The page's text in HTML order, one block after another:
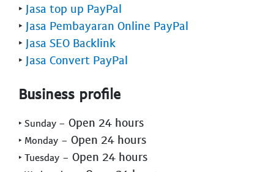
‣ Jasa top up PayPal
‣ Jasa Pembayaran Online PayPal
‣ Jasa SEO Backlink
‣ Jasa Convert PayPal
Business profile
‣ Sunday - Open 24 hours
‣ Monday - Open 24 hours
‣ Tuesday - Open 24 hours